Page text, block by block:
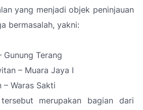
yang menjadi objek peninjauan
bermasalah, yakni:
Gunung Terang
– Muara Jaya I
– Waras Sakti
merupakan bagian dari